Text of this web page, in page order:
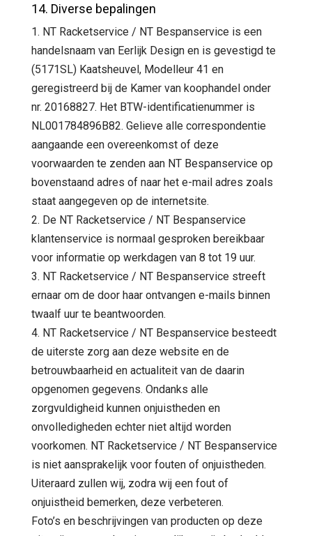
14. Diverse bepalingen
1. NT Racketservice / NT Bespanservice is een
handelsnaam van Eerlijk Design en is gevestigd te
(5171SL) Kaatsheuvel, Modelleur 41 en
geregistreerd bij de Kamer van koophandel onder
nr. 20168827. Het BTW-identificatienummer is
NL001784896B82. Gelieve alle correspondentie
aangaande een overeenkomst of deze
voorwaarden te zenden aan NT Bespanservice op
bovenstaand adres of naar het e-mail adres zoals
staat aangegeven op de internetsite.
2. De NT Racketservice / NT Bespanservice
klantenservice is normaal gesproken bereikbaar
voor informatie op werkdagen van 8 tot 19 uur.
3. NT Racketservice / NT Bespanservice streeft
ernaar om de door haar ontvangen e-mails binnen
twaalf uur te beantwoorden.
4. NT Racketservice / NT Bespanservice besteedt
de uiterste zorg aan deze website en de
betrouwbaarheid en actualiteit van de daarin
opgenomen gegevens. Ondanks alle
zorgvuldigheid kunnen onjuistheden en
onvolledigheden echter niet altijd worden
voorkomen. NT Racketservice / NT Bespanservice
is niet aansprakelijk voor fouten of onjuistheden.
Uiteraard zullen wij, zodra wij een fout of
onjuistheid bemerken, deze verbeteren.
Foto’s en beschrijvingen van producten op deze